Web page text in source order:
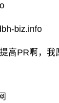
biz.info
高PR啊，